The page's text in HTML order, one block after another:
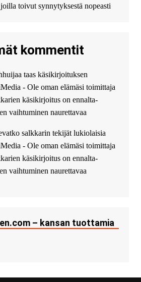
Suomi 👏
You’ve
Simple
toivut synnytyksestä nopeasti
kommentit
taas käsikirjoituksen
- Ole oman elämäsi toimittaja
käsikirjoitus on ennalta-
vaihtuminen naurettavaa
salkkarin tekijät lukiolaisia
- Ole oman elämäsi toimittaja
käsikirjoitus on ennalta-
vaihtuminen naurettavaa
– kansan tuottamia